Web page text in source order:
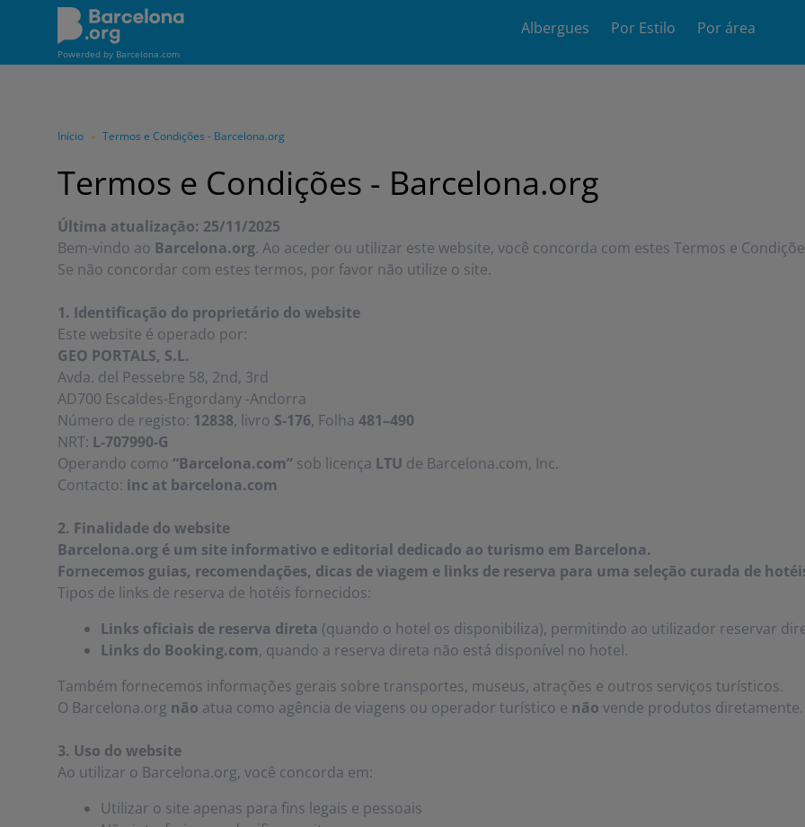
Powerded by Barcelona.com
Main
Albergues Por Estilo Por área
Início » Termos e Condições - Barcelona.org
Termos e Condições - Barcelona.org
Última atualização: 25/11/2025
Bem-vindo ao Barcelona.org. Ao aceder ou utilizar este website, você concorda com estes Termos e
Se não concordar com estes termos, por favor não utilize o site.
1. Identificação do proprietário do website
Este website é operado por:
GEO PORTALS, S.L.
Avda. del Pessebre 58, 2nd, 3rd
AD700 Escaldes-Engordany -Andorra
Número de registo: 12838, livro S-176, Folha 481–490
NRT: L-707990-G
Operando como “Barcelona.com” sob licença LTU de Barcelona.com, Inc.
Contacto: inc at barcelona.com
2. Finalidade do website
Barcelona.org é um site informativo e editorial dedicado ao turismo em Barcelona.
Fornecemos guias, recomendações, dicas de viagem e links de reserva para uma seleção curada de
Tipos de links de reserva de hotéis fornecidos:
Links oficiais de reserva direta (quando o hotel os disponibiliza), permitindo ao utilizador reservar
Links do Booking.com, quando a reserva direta não está disponível no hotel.
Também fornecemos informações gerais sobre transportes, museus, atrações e outros serviços turísticos.
O Barcelona.org não atua como agência de viagens ou operador turístico e não vende produtos diretamente.
3. Uso do website
Ao utilizar o Barcelona.org, você concorda em:
Utilizar o site apenas para fins legais e pessoais